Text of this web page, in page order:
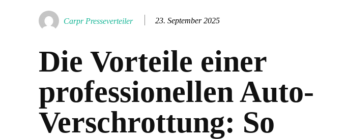
Carpr Presseverteiler 23. September 2025
Die Vorteile einer
professionellen Auto-
Verschrottung: So